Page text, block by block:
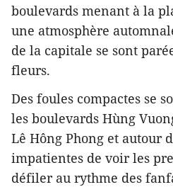
boulevards menant à la
une atmosphère
de la capitale se sont
fleurs.
Des foules compactes se
les boulevards Hùng
Lê Hông Phong et autour
impatientes de voir les
défiler au rythme des